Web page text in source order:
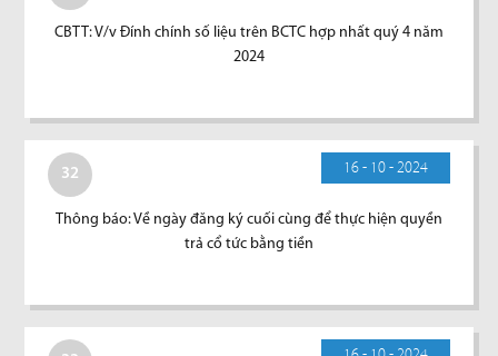
CBTT: V/v Đính chính số liệu trên BCTC hợp nhất quý 4 năm
2024
32 16 - 10 - 2024
Thông báo: Về ngày đăng ký cuối cùng để thực hiện quyền
trả cổ tức bằng tiền